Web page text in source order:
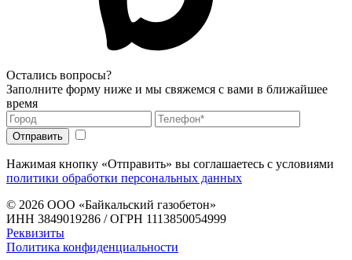
Остались вопросы?
Заполните форму ниже и мы свяжемся с вами в ближайшее
время
Нажимая кнопку «Отправить» вы соглашаетесь с условиями
политики обработки персональных данных
© 2026 ООО «Байкальский газобетон»
ИНН 3849019286 / ОГРН 1113850054999
Реквизиты
Политика конфиденциальности